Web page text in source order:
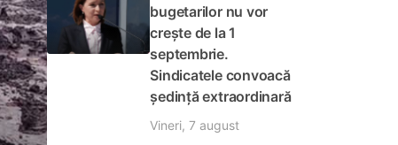
bugetarilor nu vor
crește de la 1
septembrie.
Sindicatele convoacă
ședință extraordinară
Vineri, 7 august